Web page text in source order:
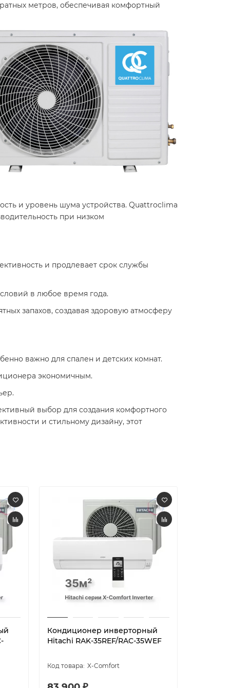
метров, обеспечивая комфортный
и уровень шума устройства. Quattroclima
при низком
и продлевает срок службы
в любое время года.​
запахов, создавая здоровую атмосферу
важно для спален и детских комнат.​
экономичным.​
выбор для создания комфортного
и стильному дизайну, этот
Кондиционер инверторный
Hitachi RAK-35REF/RAC-35WEF
X-Comfort